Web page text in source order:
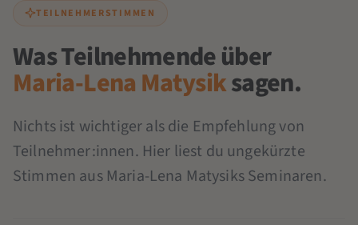
TEILNEHMERSTIMMEN
Was Teilnehmende über
Maria-Lena Matysiksagen.
Nichts ist wichtiger als die Empfehlung von
Teilnehmer:innen. Hier liest du ungekürzte
Stimmen aus Maria-Lena Matysiks Seminaren.